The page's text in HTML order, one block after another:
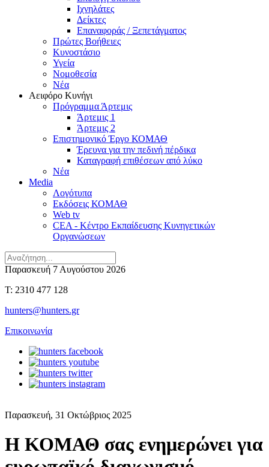
Ιχνηλάτες
Δείκτες
Επαναφοράς / Ξεπετάγματος
Πρώτες Βοήθειες
Κυνοστάσιο
Υγεία
Νομοθεσία
Νέα
Αειφόρο Κυνήγι
Πρόγραμμα Άρτεμις
Άρτεμις 1
Άρτεμις 2
Επιστημονικό Έργο ΚΟΜΑΘ
Έρευνα για την πεδινή πέρδικα
Καταγραφή επιθέσεων από λύκο
Νέα
Media
Λογότυπα
Εκδόσεις ΚΟΜΑΘ
Web tv
CEA - Κέντρο Εκπαίδευσης Κυνηγετικών
Οργανώσεων
Παρασκευή 7 Αυγούστου 2026
T: 2310 477 128
hunters@hunters.gr
Επικοινωνία
Παρασκευή, 31 Οκτώβριος 2025
H ΚΟΜΑΘ σας ενημερώνει για